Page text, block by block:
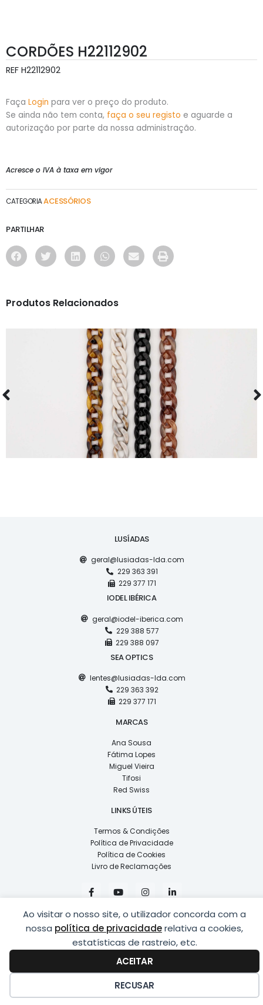
Ao visitar o nosso site, o utilizador concorda com a
nossa política de privacidaderelativa a cookies,
estatísticas de rastreio, etc.
ACEITAR
RECUSAR
CORDÕES H22112902
REF H22112902
Faça Login para ver o preço do produto.
Se ainda não tem conta, faça o seu registo e aguarde a
autorização por parte da nossa administração.
Acresce o IVA à taxa em vigor
CATEGORIAACESSÓRIOS
PARTILHAR
Produtos Relacionados
ACESSÓRIOS
CORDÕES E008
LUSÍADAS
geral@lusiadas-lda.com
229 363 391
229 377 171
IODEL IBÉRICA
geral@iodel-iberica.com
229 388 577
229 388 097
SEA OPTICS
lentes@lusiadas-lda.com
229 363 392
229 377 171
MARCAS
Ana Sousa
Fátima Lopes
Miguel Vieira
Tifosi
Red Swiss
LINKS ÚTEIS
Termos & Condições
Política de Privacidade
Política de Cookies
Livro de Reclamações
F
a
e
b
o
o
k
Y
o
t
u
b
e
I
n
t
a
g
r
a
m
i
k
e
d
i
n
n
DESENVOLVIDO POR